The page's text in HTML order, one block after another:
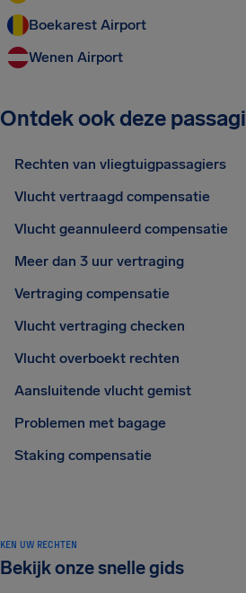
Boekarest Airport
Wenen Airport
Ontdek ook deze
Rechten van vliegtuigpassagiers
Vlucht vertraagd compensatie
Vlucht geannuleerd compensatie
Meer dan 3 uur vertraging
Vertraging compensatie
Vlucht vertraging checken
Vlucht overboekt rechten
Aansluitende vlucht gemist
Problemen met bagage
Staking compensatie
KEN UW RECHTEN
Bekijk onze snelle gids